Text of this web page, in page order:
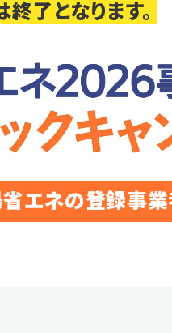
了となります。
エネの登録事